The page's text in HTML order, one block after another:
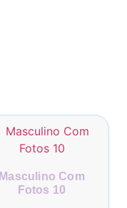
Masculino Com
Fotos 10